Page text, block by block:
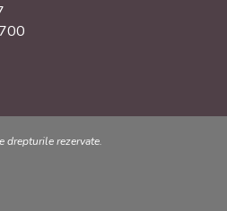
drepturile rezervate.